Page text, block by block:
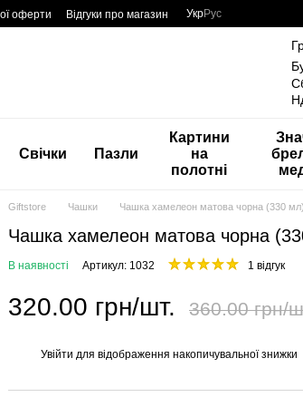
оферти Відгуки про магазин УкрРус
Свічки Пазли
Картини
на
полотні
Giftstore Чашки Чашка хамелеон матова чорна (330
Чашка хамелеон матова чорна
В наявності Артикул: 1032 1 відгук
320.00 грн/шт. 360.00 грн/
Увійти для відображення накопичувальної знижки